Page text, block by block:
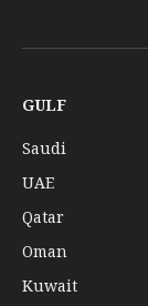
GULF
Saudi
UAE
Qatar
Oman
Kuwait